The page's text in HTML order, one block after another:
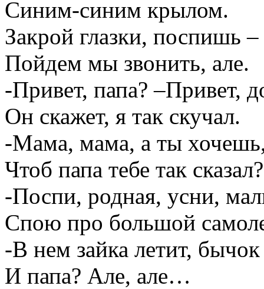
Синим-синим крылом.
Закрой глазки, поспишь
Пойдем мы звонить, але.
-Привет, папа? –Привет,
Он скажет, я так скучал.
-Мама, мама, а ты
Чтоб папа тебе так сказал?
-Поспи, родная, усни,
Спою про большой
-В нем зайка летит,
И папа? Але, але…